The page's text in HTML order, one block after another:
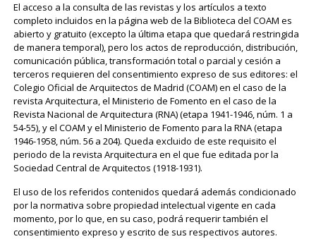
El acceso a la consulta de las revistas y los artículos a texto
completo incluidos en la página web de la Biblioteca del COAM es
abierto y gratuito (excepto la última etapa que quedará restringida
de manera temporal), pero los actos de reproducción, distribución,
comunicación pública, transformación total o parcial y cesión a
terceros requieren del consentimiento expreso de sus editores: el
Colegio Oficial de Arquitectos de Madrid (COAM) en el caso de la
revista Arquitectura, el Ministerio de Fomento en el caso de la
Revista Nacional de Arquitectura (RNA) (etapa 1941-1946, núm. 1 a
54-55), y el COAM y el Ministerio de Fomento para la RNA (etapa
1946-1958, núm. 56 a 204). Queda excluido de este requisito el
periodo de la revista Arquitectura en el que fue editada por la
Sociedad Central de Arquitectos (1918-1931).
El uso de los referidos contenidos quedará además condicionado
por la normativa sobre propiedad intelectual vigente en cada
momento, por lo que, en su caso, podrá requerir también el
consentimiento expreso y escrito de sus respectivos autores.